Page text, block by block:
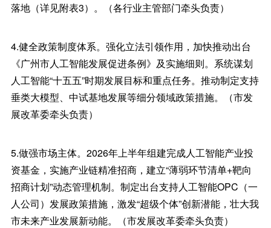
落地（详见附表3）。（各行业主管部门牵头负责）
4.健全政策制度体系。强化立法引领作用，加快推动出台
《广州市人工智能发展促进条例》及实施细则。系统谋划
人工智能“十五五”时期发展目标和重点任务。推动制定支持
垂类大模型、中试基地发展等细分领域政策措施。（市发
展改革委牵头负责）
5.做强市场主体。2026年上半年组建完成人工智能产业投
资基金，实施产业链精准招商，建立“薄弱环节清单+靶向
招商计划”动态管理机制。制定出台支持人工智能OPC（一
人公司）发展政策措施，激发“超级个体”创新潜能，壮大我
市未来产业发展新动能。（市发展改革委牵头负责）